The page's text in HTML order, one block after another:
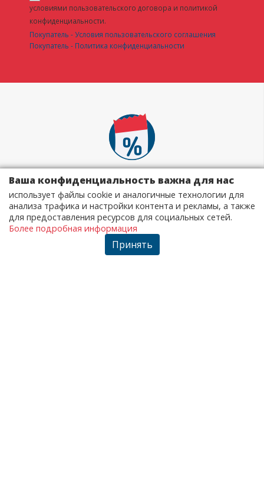
Ваша конфиденциальность важна для нас
использует файлы cookie и аналогичные технологии для
анализа трафика и настройки контента и рекламы, а также
для предоставления ресурсов для социальных сетей.
Более подробная информация
Принять
условиями пользовательского договора и политикой
конфиденциальности.
Покупатель - Условия пользовательского соглашения
Покупатель - Политика конфиденциальности
Невероятные цены
Здесь вы найдете лучшие предложения в Интернете на тысячи
товаров.